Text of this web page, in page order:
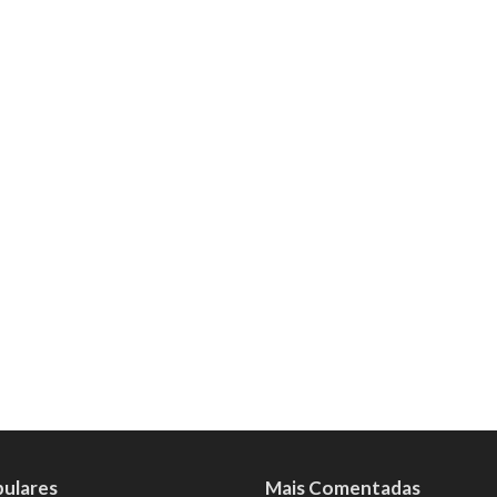
Mais Comentadas